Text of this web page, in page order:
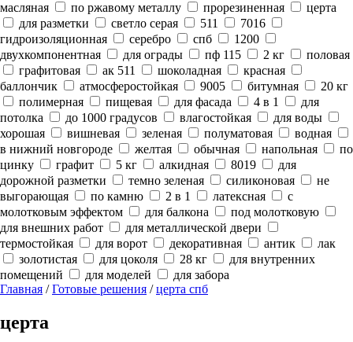
масляная
по ржавому металлу прорезиненная
церта
для разметки
светло серая 511
7016
гидроизоляционная
серебро спб
1200
двухкомпонентная
для ограды пф 115 2 кг
половая
графитовая
ак 511 шоколадная
красная
баллончик
атмосферостойкая 9005 битумная
20 кг
полимерная
пищевая для фасада 4 в 1
для
потолка
до 1000 градусов влагостойкая
для воды
хорошая
вишневая зеленая полуматовая
водная
в нижний новгороде
желтая обычная напольная
по
цинку
графит 5 кг алкидная 8019
для
дорожной разметки
темно зеленая силиконовая
не
выгорающая
по камню 2 в 1 латексная
с
молотковым эффектом
для балкона
под молотковую
для внешних работ
для металлической двери
термостойкая
для ворот декоративная антик
лак
золотистая
для цоколя 28 кг
для внутренних
помещений
для моделей
для забора
Главная /Готовые решения /церта спб
церта